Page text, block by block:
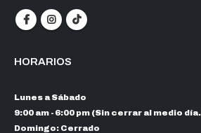
HORARIOS
Lunes a Sábado
9:00 am - 6:00 pm (Sin cerrar al medio
Domingo: Cerrado